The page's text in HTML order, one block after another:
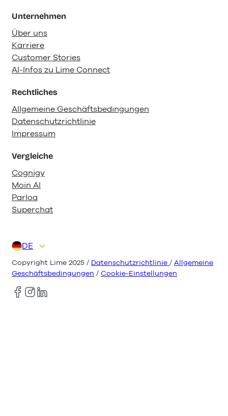
Unternehmen
Über uns
Karriere
Customer Stories
AI-Infos zu Lime Connect
Rechtliches
Allgemeine Geschäftsbedingungen
Datenschutzrichtlinie
Impressum
Vergleiche
Cognigy
Moin AI
Parloa
Superchat
DE
Copyright Lime 2025 / Datenschutzrichtlinie / Allgemeine
Geschäftsbedingungen / Cookie-Einstellungen